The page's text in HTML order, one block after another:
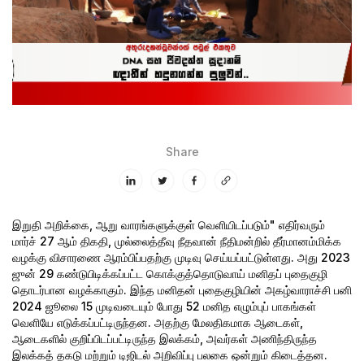
Share
இறுதி அறிக்கை, ஆறு வாரங்களுக்குள் வெளியிடப்படும்" எதிர்வரும்
மார்ச் 27 ஆம் திகதி, முல்லைத்தீவு நீதவான் நீதிமன்றில் தீர்மானம்மிக்க
வழக்கு விசாரணை ஆரம்பிப்பதற்கு முடிவு செய்யப்பட்டுள்ளது. அது 2023
ஜுன் 29 கண்டுபிடிக்கப்பட்ட கொக்குத்தொடுவாய் மனிதப் புதைகுழி
தொடர்பான வழக்காகும். இந்த மனிதன் புதைகுழியின் அகழ்வாராச்சி பனி
2024 ஜூலை 15 முடிவடையும் போது 52 மனித எழும்புப் பாகங்கள்
வெளியே எடுக்கப்பட்டிருந்தன. அதற்கு மேலதிகமாக ஆடைகள்,
ஆடைகளில் குறிப்பிடப்பட்டிருந்த இலக்கம், அவர்கள் அணிந்திருந்த
இலக்கத் தகடு மற்றும் டிஜிடல் அறிவிப்பு பலகை ஒன்றும் கிடைத்தன.